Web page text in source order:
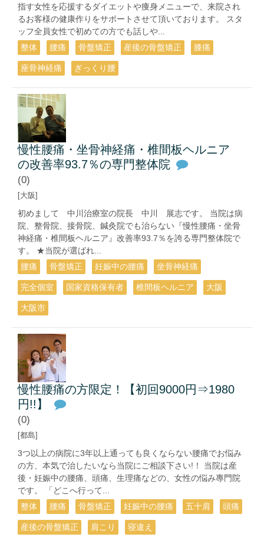
指す女性を応援するダイエットや痩身メニューで、来院され
るお客様の健康作りをサポートさせて頂いております。 スタ
ッフ全員女性で初めての方でも話しや...
整体
腰痛 骨盤矯正 産後の骨盤矯正 膝痛
座骨神経痛 ぎっくり腰
慢性腰痛・坐骨神経痛・椎間板ヘルニア
の改善率93.7％の専門整体院
(0)
[大阪]
初めまして 中川治療室の院長 中川 展志です。 当院は病
院、整骨院、接骨院、鍼灸院でも治らない『慢性腰痛・坐骨
神経痛・椎間板ヘルニア』改善率93.7％を誇る専門整体院で
す。 ★当院が選ばれ...
腰痛
骨盤矯正 妊娠中の腰痛 坐骨神経痛
完全個室 国家資格保有者 椎間板ヘルニア 大阪
大阪市
慢性腰痛の方限定！【初回9000円⇒1980
円!!】
(0)
[都島]
3つ以上の病院に3年以上通っても良くならない腰痛でお悩み
の方、本気で治したいなら当院にご相談下さい!！ 当院は産
後・妊娠中の腰痛、頭痛、生理痛などの、女性の悩み專門院
です。 「どこへ行って...
整体
腰痛 骨盤矯正 妊娠中の腰痛 五十肩 頭痛
産後の骨盤矯正 肩こり 寝違え